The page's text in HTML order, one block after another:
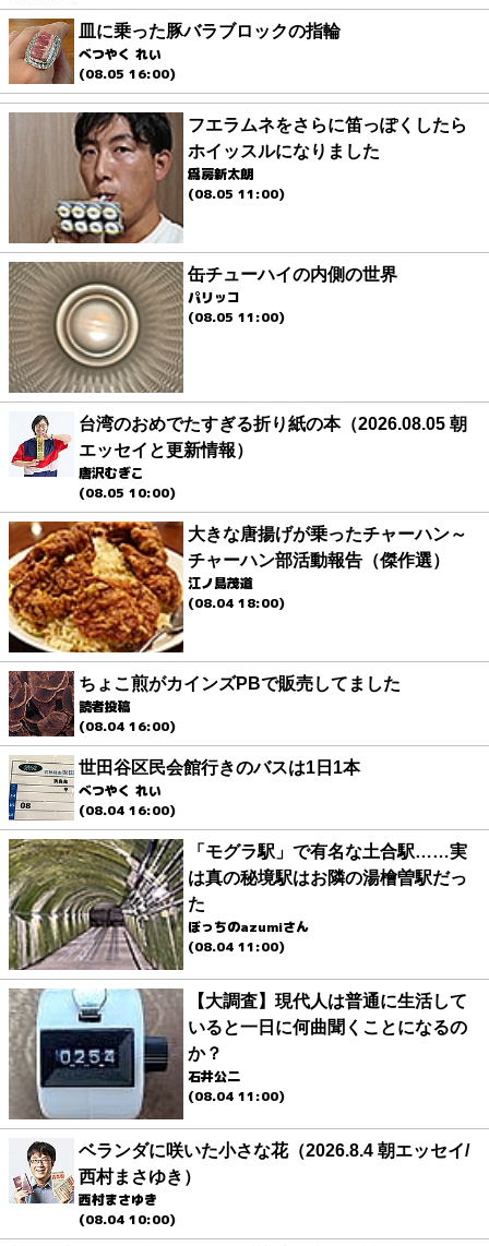
皿に乗った豚バラブロックの指輪
べつやく れい
(08.05 16:00)
フエラムネをさらに笛っぽくしたら
ホイッスルになりました
爲房新太朗
(08.05 11:00)
缶チューハイの内側の世界
パリッコ
(08.05 11:00)
台湾のおめでたすぎる折り紙の本（2026.08.05 朝
エッセイと更新情報）
唐沢むぎこ
(08.05 10:00)
大きな唐揚げが乗ったチャーハン～
チャーハン部活動報告（傑作選）
江ノ島茂道
(08.04 18:00)
ちょこ煎がカインズPBで販売してました
読者投稿
(08.04 16:00)
世田谷区民会館行きのバスは1日1本
べつやく れい
(08.04 16:00)
「モグラ駅」で有名な土合駅……実
は真の秘境駅はお隣の湯檜曽駅だっ
た
ぼっちのazumiさん
(08.04 11:00)
【大調査】現代人は普通に生活して
いると一日に何曲聞くことになるの
か？
石井公二
(08.04 11:00)
ベランダに咲いた小さな花（2026.8.4 朝エッセイ/
西村まさゆき）
西村まさゆき
(08.04 10:00)